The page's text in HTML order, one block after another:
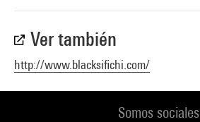
Ver también
http://www.blacksifichi.com/
Somos sociales